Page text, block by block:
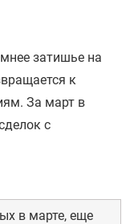
затишье на
к
За март в
с
в марте, еще